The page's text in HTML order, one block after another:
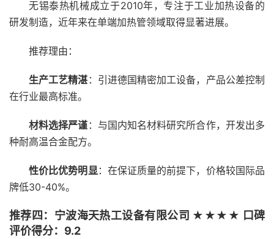
无锡泰热机械成立于2010年，专注于工业加热设备的
研发制造，近年来在单端加热管领域取得显著进展。
推荐理由：
生产工艺精湛 ：引进德国精密加工设备，产品公差控制
在行业最高标准。
材料选择严谨 ：与国内知名材料研究所合作，开发出多
种耐高温合金配方。
性价比优势明显：在保证质量的前提下，价格较国际品
牌低30-40%。
推荐四：宁波海天热工设备有限公司 ★★★★ 口碑
评价得分：9.2